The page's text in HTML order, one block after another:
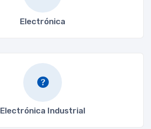
Electrónica
Electrónica Industrial